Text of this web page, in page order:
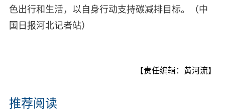
色出行和生活，以自身行动支持碳减排目标。（中
国日报河北记者站）
【责任编辑：黄河流】
推荐阅读